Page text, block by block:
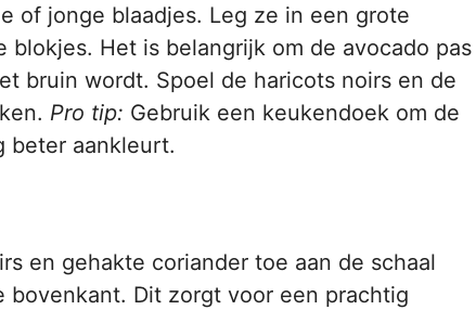
of jonge blaadjes. Leg ze in een grote
Het is belangrijk om de avocado pas
bruin wordt. Spoel de haricots noirs en de
Pro tip: Gebruik een keukendoek om de
beter aankleurt.
en gehakte coriander toe aan de schaal
Dit zorgt voor een prachtig